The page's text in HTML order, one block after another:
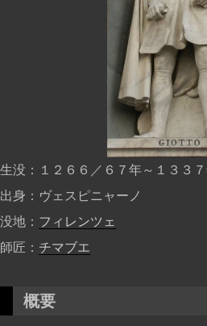
生没
１２６６／６７年～１３３
出身
ヴェスピニャーノ
没地
フィレンツェ
師匠
チマブエ
概要